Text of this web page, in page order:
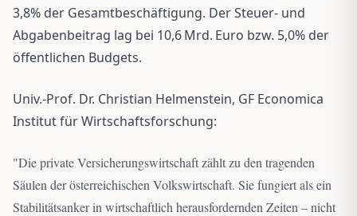
3,8% der Gesamtbeschäftigung. Der Steuer- und
Abgabenbeitrag lag bei 10,6 Mrd. Euro bzw. 5,0% der
öffentlichen Budgets.
Univ.-Prof. Dr. Christian Helmenstein, GF Economica
Institut für Wirtschaftsforschung:
"Die private Versicherungswirtschaft zählt zu den tragenden
Säulen der österreichischen Volkswirtschaft. Sie fungiert als ein
Stabilitätsanker in wirtschaftlich herausfordernden Zeiten – nicht